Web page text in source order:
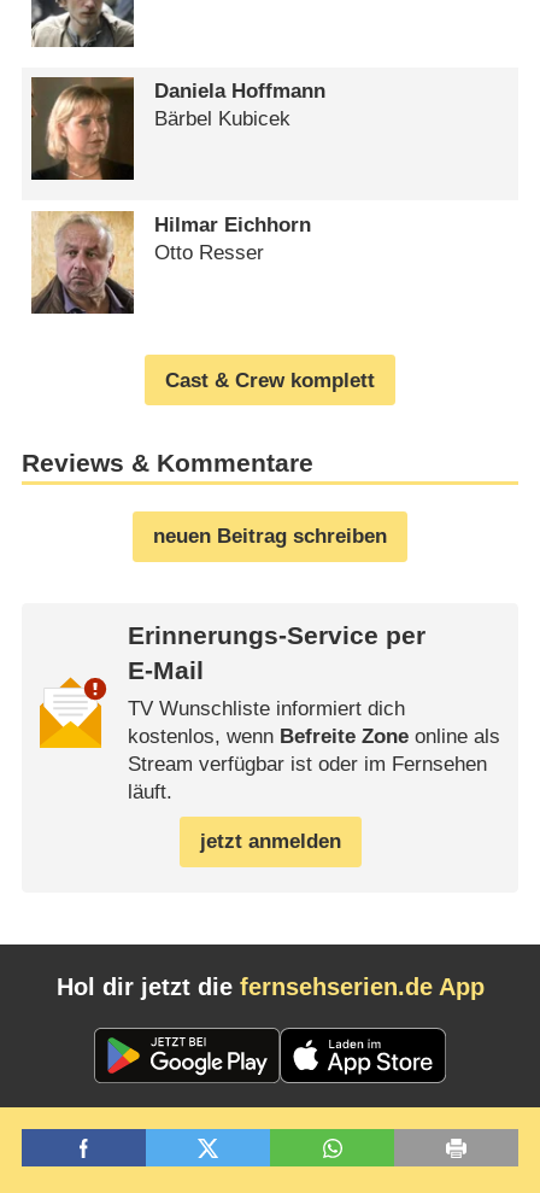
Daniela Hoffmann
Bärbel Kubicek
Hilmar Eichhorn
Otto Resser
Cast & Crew komplett
Reviews & Kommentare
neuen Beitrag schreiben
Erinnerungs-Service per
E-Mail
TV Wunschliste informiert dich
kostenlos, wenn Befreite Zoneonline als
Stream verfügbar ist oder im Fernsehen
läuft.
jetzt anmelden
Hol dir jetzt die fernsehserien.de App